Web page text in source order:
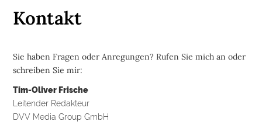
Kontakt
Sie haben Fragen oder Anregungen? Rufen Sie mich an oder
schreiben Sie mir:
Tim-Oliver Frische
Leitender Redakteur
DVV Media Group GmbH